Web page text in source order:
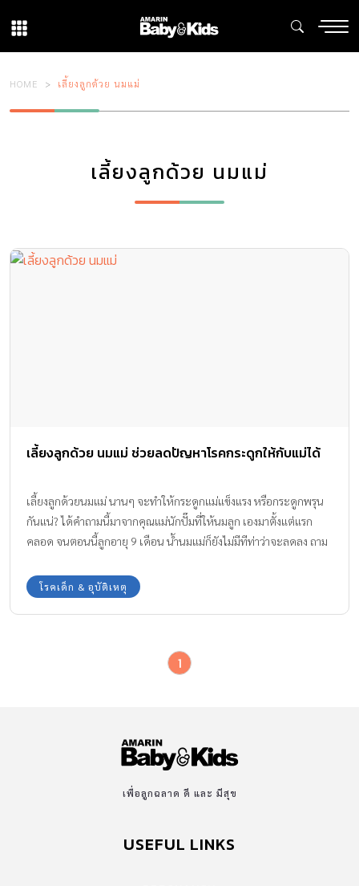
HOME เลี้ยงลูกด้วย นมแม่
เลี้ยงลูกด้วย นมแม่
เลี้ยงลูกด้วย นมแม่ ช่วยลดปัญหาโรคกระดูกให้กับแม่ได้
เลี้ยงลูกด้วยนมแม่ นานๆ จะทำให้กระดูกแม่แข็งแรง หรือกระดูกพรุน
กันแน่? ได้คำถามนี้มาจากคุณแม่นักปั๊มที่ให้นมลูก เองมาตั้งแต่แรก
คลอด จนตอนนี้ลูกอายุ 9 เดือน น้ำนมแม่ก็ยังไม่มีทีท่าว่าจะลดลง ถาม
แคลเซียมในร่างกายแม่ลดลงไหมนะ! ทีมงาน Amarin Baby & Kids มี
คำตอบมาให้ค่ะ
โรคเด็ก & อุบัติเหตุ
1
เพื่อลูกฉลาด ดี และ มีสุข
USEFUL LINKS